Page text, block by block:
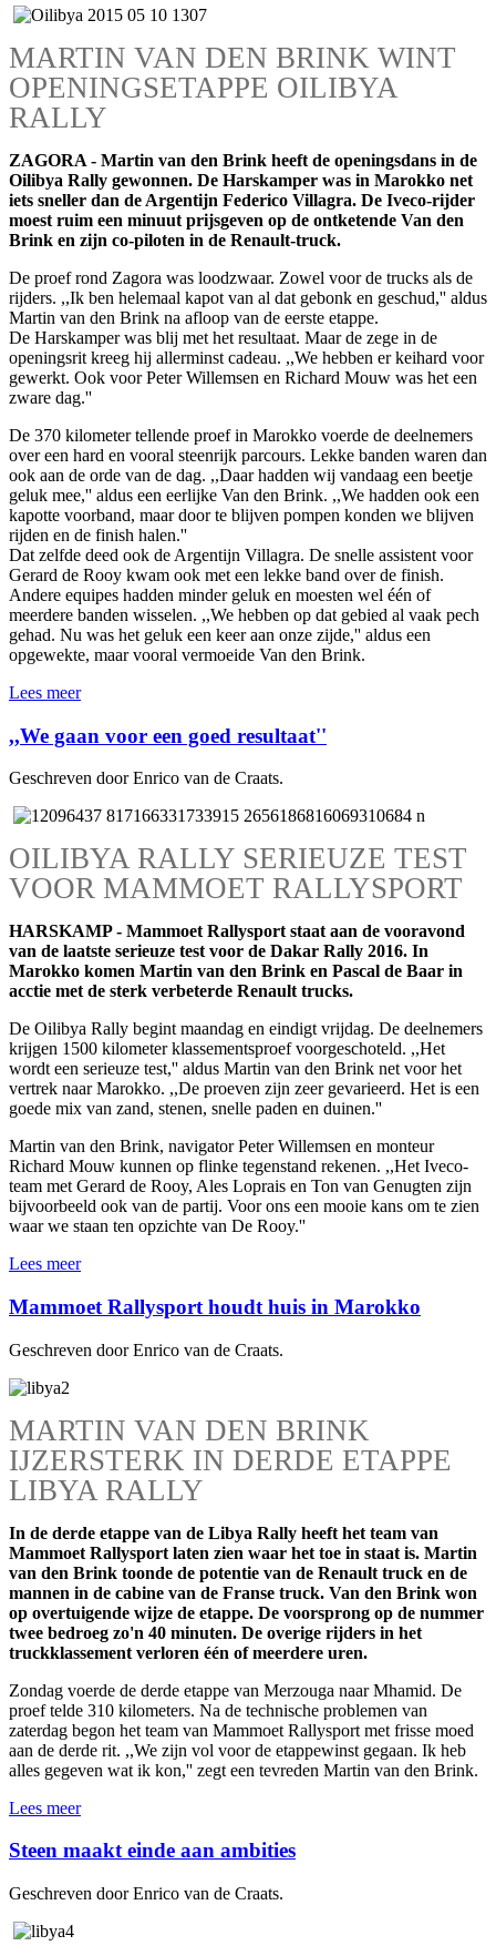
MARTIN VAN DEN BRINK WINT
OPENINGSETAPPE OILIBYA
RALLY
ZAGORA - Martin van den Brink heeft de openingsdans in de
Oilibya Rally gewonnen. De Harskamper was in Marokko net
iets sneller dan de Argentijn Federico Villagra. De Iveco-rijder
moest ruim een minuut prijsgeven op de ontketende Van den
Brink en zijn co-piloten in de Renault-truck.
De proef rond Zagora was loodzwaar. Zowel voor de trucks als de
rijders. ,,Ik ben helemaal kapot van al dat gebonk en geschud,'' aldus
Martin van den Brink na afloop van de eerste etappe.
De Harskamper was blij met het resultaat. Maar de zege in de
openingsrit kreeg hij allerminst cadeau. ,,We hebben er keihard voor
gewerkt. Ook voor Peter Willemsen en Richard Mouw was het een
zware dag.''
De 370 kilometer tellende proef in Marokko voerde de deelnemers
over een hard en vooral steenrijk parcours. Lekke banden waren dan
ook aan de orde van de dag. ,,Daar hadden wij vandaag een beetje
geluk mee,'' aldus een eerlijke Van den Brink. ,,We hadden ook een
kapotte voorband, maar door te blijven pompen konden we blijven
rijden en de finish halen.''
Dat zelfde deed ook de Argentijn Villagra. De snelle assistent voor
Gerard de Rooy kwam ook met een lekke band over de finish.
Andere equipes hadden minder geluk en moesten wel één of
meerdere banden wisselen. ,,We hebben op dat gebied al vaak pech
gehad. Nu was het geluk een keer aan onze zijde,'' aldus een
opgewekte, maar vooral vermoeide Van den Brink.
Lees meer
,,We gaan voor een goed resultaat''
Geschreven door Enrico van de Craats.
OILIBYA RALLY SERIEUZE TEST
VOOR MAMMOET RALLYSPORT
HARSKAMP - Mammoet Rallysport staat aan de vooravond
van de laatste serieuze test voor de Dakar Rally 2016. In
Marokko komen Martin van den Brink en Pascal de Baar in
acctie met de sterk verbeterde Renault trucks.
De Oilibya Rally begint maandag en eindigt vrijdag. De deelnemers
krijgen 1500 kilometer klassementsproef voorgeschoteld. ,,Het
wordt een serieuze test,'' aldus Martin van den Brink net voor het
vertrek naar Marokko. ,,De proeven zijn zeer gevarieerd. Het is een
goede mix van zand, stenen, snelle paden en duinen.''
Martin van den Brink, navigator Peter Willemsen en monteur
Richard Mouw kunnen op flinke tegenstand rekenen. ,,Het Iveco-
team met Gerard de Rooy, Ales Loprais en Ton van Genugten zijn
bijvoorbeeld ook van de partij. Voor ons een mooie kans om te zien
waar we staan ten opzichte van De Rooy.''
Lees meer
Mammoet Rallysport houdt huis in Marokko
Geschreven door Enrico van de Craats.
MARTIN VAN DEN BRINK
IJZERSTERK IN DERDE ETAPPE
LIBYA RALLY
In de derde etappe van de Libya Rally heeft het team van
Mammoet Rallysport laten zien waar het toe in staat is. Martin
van den Brink toonde de potentie van de Renault truck en de
mannen in de cabine van de Franse truck. Van den Brink won
op overtuigende wijze de etappe. De voorsprong op de nummer
twee bedroeg zo'n 40 minuten. De overige rijders in het
truckklassement verloren één of meerdere uren.
Zondag voerde de derde etappe van Merzouga naar Mhamid. De
proef telde 310 kilometers. Na de technische problemen van
zaterdag begon het team van Mammoet Rallysport met frisse moed
aan de derde rit. ,,We zijn vol voor de etappewinst gegaan. Ik heb
alles gegeven wat ik kon,'' zegt een tevreden Martin van den Brink.
Lees meer
Steen maakt einde aan ambities
Geschreven door Enrico van de Craats.